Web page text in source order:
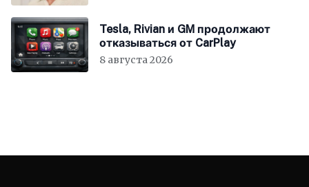
Tesla, Rivian и GM продолжают
отказываться от CarPlay
8 августа 2026